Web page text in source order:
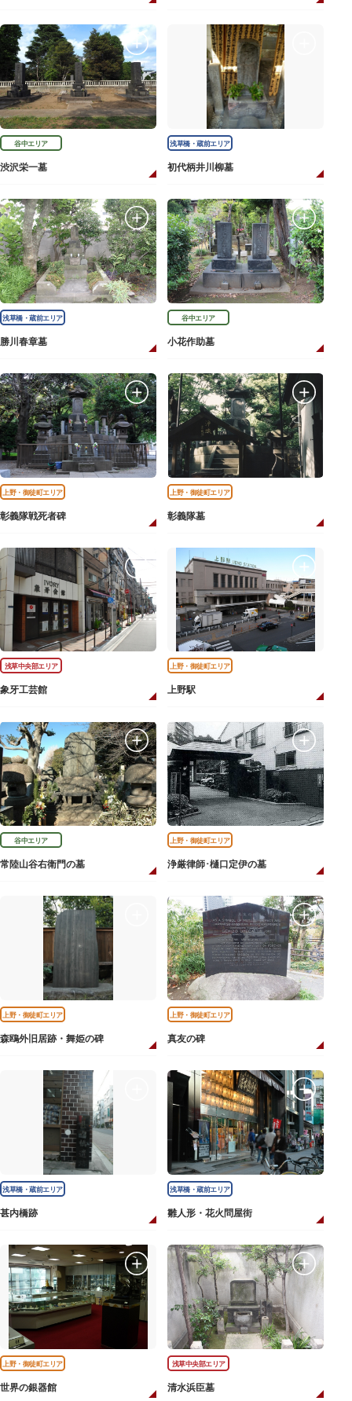
谷中エリア
渋沢栄一墓
浅草橋・蔵前エリア
初代柄井川柳墓
浅草橋・蔵前エリア
勝川春章墓
谷中エリア
小花作助墓
上野・御徒町エリア
彰義隊戦死者碑
上野・御徒町エリア
彰義隊墓
浅草中央部エリア
象牙工芸館
上野・御徒町エリア
上野駅
谷中エリア
常陸山谷右衛門の墓
上野・御徒町エリア
浄厳律師･樋口定伊の墓
上野・御徒町エリア
森鴎外旧居跡・舞姫の碑
上野・御徒町エリア
真友の碑
浅草橋・蔵前エリア
甚内橋跡
浅草橋・蔵前エリア
雛人形・花火問屋街
上野・御徒町エリア
世界の銀器館
浅草中央部エリア
清水浜臣墓